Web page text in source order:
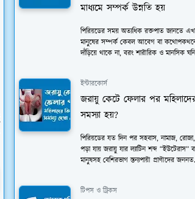
মাধ্যমে সম্পর্ক উন্নতি হয়
পিরিয়ডের সময় অত্যধিক রক্তপাত জানতে
মানুষের সম্পর্ক কেবল আবেগ বা
দাঁড়িয়ে থাকে না, বরং শারীরিক ও মানসিক
ইন্টারকোর্স
জরায়ু কেটে ফেলার পর
সমস্যা হয়?
পিরিয়ডের যত দিন পর সহবাস, নামাজ,
পড়া যায় জরায়ু যার ল্যাটিন শব্দ “ইউটেরাস”
মানুষসহ বেশিরভাগ স্তন্যপায়ী প্রাণীদের
টিপস ও ট্রিকস